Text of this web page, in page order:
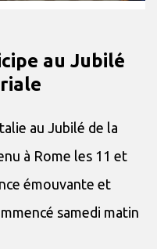
au Jubilé
au Jubilé de la
à Rome les 11 et
émouvante et
samedi matin